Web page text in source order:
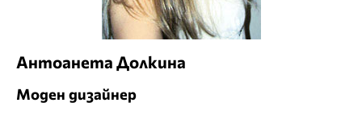
Антоанета Долкина
Моден дизайнер